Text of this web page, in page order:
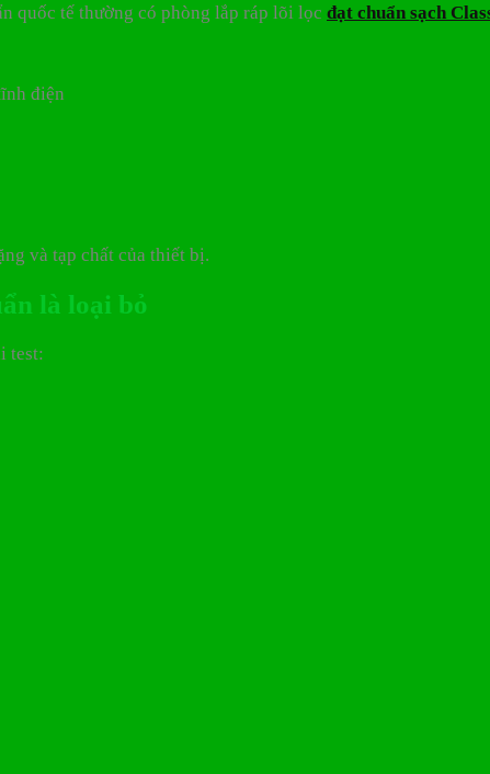
quốc tế thường có phòng lắp ráp lõi lọc đạt chuẩn sạch
điện
và tạp chất của thiết bị.
là loại bỏ
test: